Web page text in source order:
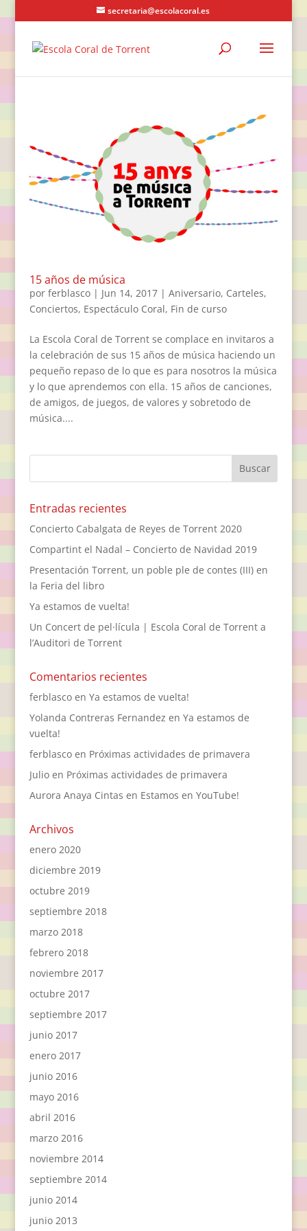
secretaria@escolacoral.es
15 años de música
por ferblasco| Jun 14, 2017| Aniversario, Carteles,
Conciertos, Espectáculo Coral, Fin de curso
La Escola Coral de Torrent se complace en invitaros a
la celebración de sus 15 años de música haciendo un
pequeño repaso de lo que es para nosotros la música
y lo que aprendemos con ella. 15 años de canciones,
de amigos, de juegos, de valores y sobretodo de
música....
Entradas recientes
Concierto Cabalgata de Reyes de Torrent 2020
Compartint el Nadal – Concierto de Navidad 2019
Presentación Torrent, un poble ple de contes (III) en
la Feria del libro
Ya estamos de vuelta!
Un Concert de pel·lícula | Escola Coral de Torrent a
l’Auditori de Torrent
Comentarios recientes
ferblascoen Ya estamos de vuelta!
Yolanda Contreras Fernandez en Ya estamos de
vuelta!
ferblascoen Próximas actividades de primavera
Julioen Próximas actividades de primavera
Aurora Anaya Cintas en Estamos en YouTube!
Archivos
enero 2020
diciembre 2019
octubre 2019
septiembre 2018
marzo 2018
febrero 2018
noviembre 2017
octubre 2017
septiembre 2017
junio 2017
enero 2017
junio 2016
mayo 2016
abril 2016
marzo 2016
noviembre 2014
septiembre 2014
junio 2014
junio 2013